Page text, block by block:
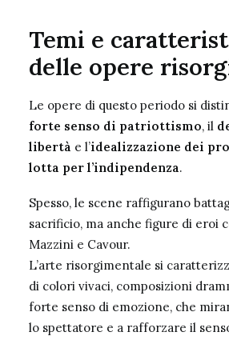
Temi e
delle opere
Le opere di questo periodo si
forte senso di patriottismo, il
libertà e l’idealizzazione dei
lotta per l’indipendenza.
Spesso, le scene raffigurano
sacrificio, ma anche figure di eroi
Mazzini e Cavour.
L’arte risorgimentale si
di colori vivaci, composizioni
forte senso di emozione, che
lo spettatore e a rafforzare il